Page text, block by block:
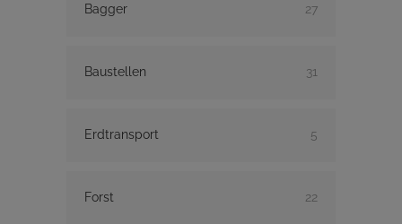
Bagger 27
Baustellen 31
Erdtransport 5
Forst 22